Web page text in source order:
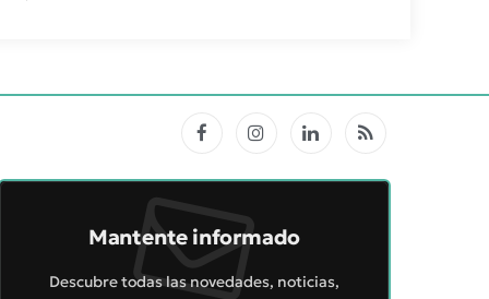
FacebookInstagramLinkedInRSS
Mantente informado
Descubre todas las novedades, noticias,